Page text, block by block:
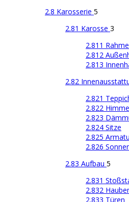
2.8 Karosserie 5
2.81 Karosse 3
2.811
2.812
2.813
2.82
2.821
2.822
2.823
2.824 Sitze
2.825
2.826
2.83 Aufbau 5
2.831
2.832
2.833 Türen